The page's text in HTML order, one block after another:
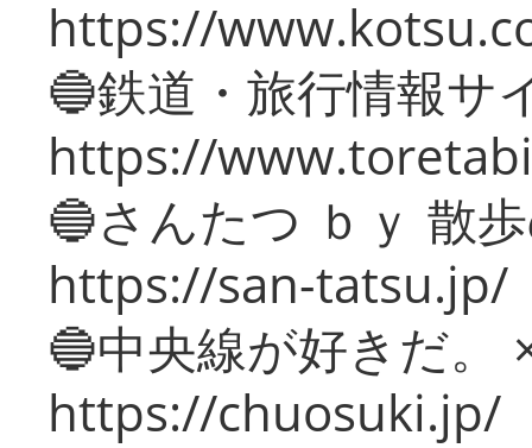
https://
🔵鉄道・旅行情報サ
https://
🔵さんたつ ｂｙ 散
https://san-tatsu.jp/
🔵中央線が好きだ。
https://chuosuki.jp/